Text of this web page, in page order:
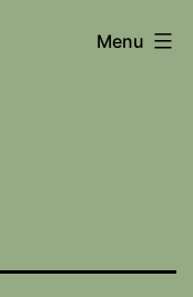
Menu